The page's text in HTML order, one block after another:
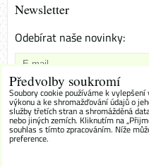
Newsletter
Odebírat naše novinky:
Chci se přihlásit k
Odebírat
Předvolby soukromí
Soubory cookie používáme k
výkonu a ke shromažďování údajů o
služby třetích stran a shromážděná
nebo jiných zemích. Kliknutím na
souhlas s tímto zpracováním. Níže
preference.